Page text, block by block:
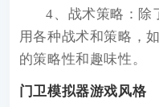
4、战术策略：除
用各种战术和策略，
的策略性和趣味性。
门卫模拟器游戏风格